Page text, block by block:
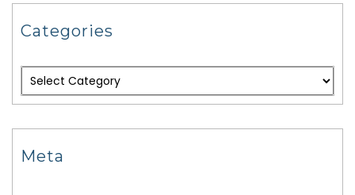
Categories
Meta